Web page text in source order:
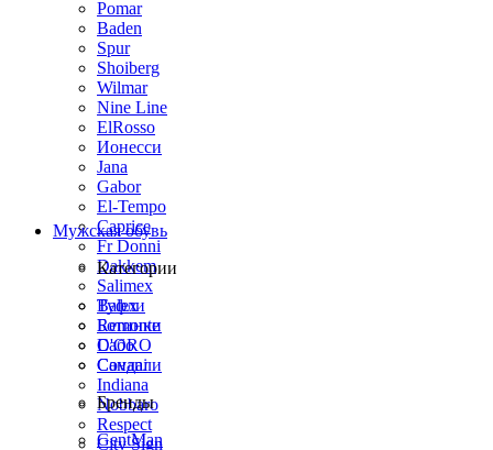
Pomar
Baden
Spur
Shoiberg
Wilmar
Nine Line
ElRosso
Ионесси
Jana
Gabor
El-Tempo
Caprice
Fr Donni
Dakkem
Salimex
Balex
Remonte
D'ORO
Covani
Indiana
Nobbaro
Respect
City Sign
Мужская обувь
Категории
Туфли
Ботинки
Сабо
Сандали
Бренды
GentMan